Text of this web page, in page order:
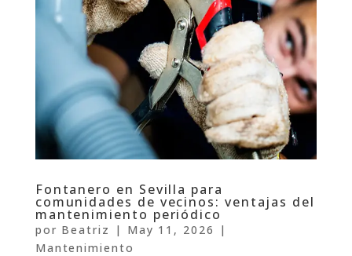
Fontanero en Sevilla para
comunidades de vecinos: ventajas del
mantenimiento periódico
por Beatriz | May 11, 2026
|
Mantenimiento